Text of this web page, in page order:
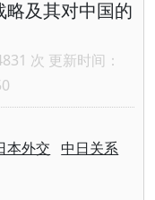
略及其对中国的
次 更新时间：
本外交 中日关系